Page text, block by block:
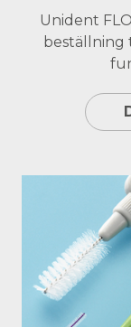
Unident
beställning